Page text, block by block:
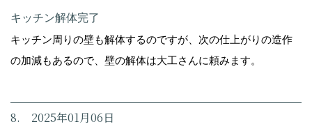
キッチン解体完了
キッチン周りの壁も解体するのですが、次の仕上がりの造作
の加減もあるので、壁の解体は大工さんに頼みます。
8. 2025年01月06日